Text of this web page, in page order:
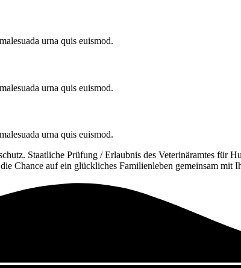
urna quis euismod.
urna quis euismod.
urna quis euismod.
Staatliche Prüfung / Erlaubnis des Veterinäramtes für
Chance auf ein glückliches Familienleben gemeinsam mit